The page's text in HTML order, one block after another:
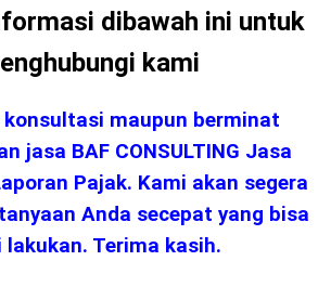
dibawah ini untuk
kami
maupun berminat
jasa BAF CONSULTING Jasa
Pajak. Kami akan segera
Anda secepat yang bisa
lakukan. Terima kasih.